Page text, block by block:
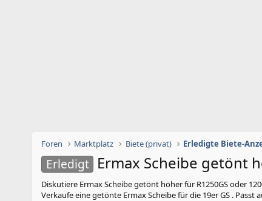
Foren Marktplatz Biete (privat) Erledigte Biete-
Erledigt Ermax Scheibe getönt
Diskutiere Ermax Scheibe getönt höher für R1250GS oder
Verkaufe eine getönte Ermax Scheibe für die 19er GS . Passt